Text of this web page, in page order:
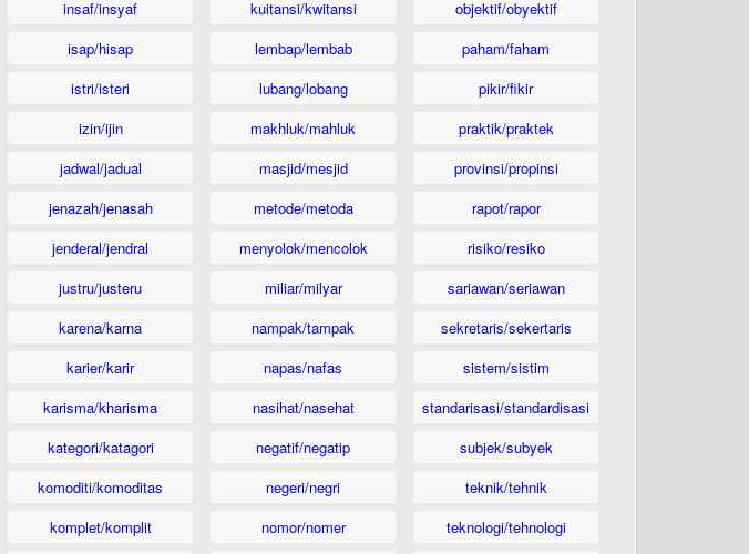
insaf/insyaf
isap/hisap
istri/isteri
izin/ijin
jadwal/jadual
jenazah/jenasah
jenderal/jendral
justru/justeru
karena/karna
karier/karir
karisma/kharisma
kategori/katagori
komoditi/komoditas
komplet/komplit
kuitansi/kwitansi
lembap/lembab
lubang/lobang
makhluk/mahluk
masjid/mesjid
metode/metoda
menyolok/mencolok
miliar/milyar
nampak/tampak
napas/nafas
nasihat/nasehat
negatif/negatip
negeri/negri
nomor/nomer
objektif/obyektif
paham/faham
pikir/fikir
praktik/praktek
provinsi/propinsi
rapot/rapor
risiko/resiko
sariawan/seriawan
sekretaris/sekertaris
sistem/sistim
standarisasi/standardisasi
subjek/subyek
teknik/tehnik
teknologi/tehnologi